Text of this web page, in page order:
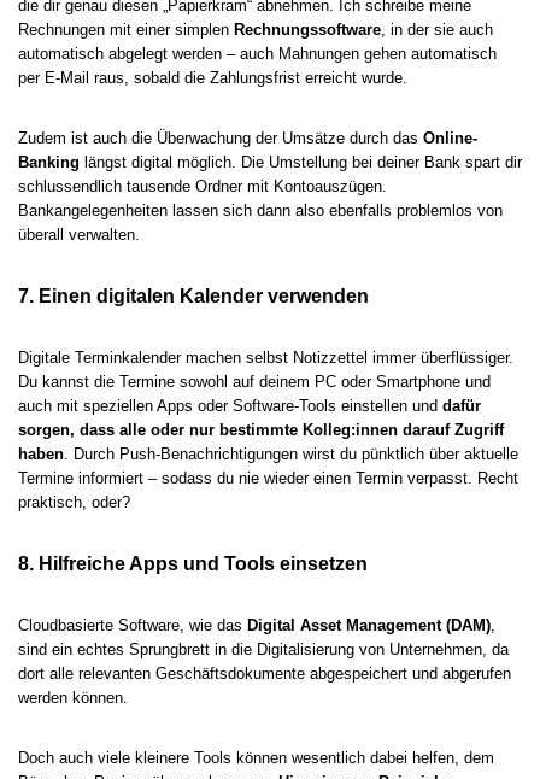
die dir genau diesen „Papierkram“ abnehmen. Ich schreibe meine
Rechnungen mit einer simplen Rechnungssoftware, in der sie auch
automatisch abgelegt werden – auch Mahnungen gehen automatisch
per E-Mail raus, sobald die Zahlungsfrist erreicht wurde.
Zudem ist auch die Überwachung der Umsätze durch das Online-
Banking längst digital möglich. Die Umstellung bei deiner Bank spart dir
schlussendlich tausende Ordner mit Kontoauszügen.
Bankangelegenheiten lassen sich dann also ebenfalls problemlos von
überall verwalten.
7. Einen digitalen Kalender verwenden
Digitale Terminkalender machen selbst Notizzettel immer überflüssiger.
Du kannst die Termine sowohl auf deinem PC oder Smartphone und
auch mit speziellen Apps oder Software-Tools einstellen und dafür
sorgen, dass alle oder nur bestimmte Kolleg:innen darauf Zugriff
haben. Durch Push-Benachrichtigungen wirst du pünktlich über aktuelle
Termine informiert – sodass du nie wieder einen Termin verpasst. Recht
praktisch, oder?
8. Hilfreiche Apps und Tools einsetzen
Cloudbasierte Software, wie das Digital Asset Management (DAM),
sind ein echtes Sprungbrett in die Digitalisierung von Unternehmen, da
dort alle relevanten Geschäftsdokumente abgespeichert und abgerufen
werden können.
Doch auch viele kleinere Tools können wesentlich dabei helfen, dem